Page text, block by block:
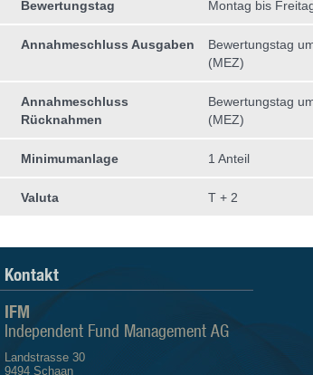
Bewertungstag Montag bis
Annahmeschluss Ausgaben
Bewertungstag
(MEZ)
Annahmeschluss
Rücknahmen
Bewertungstag
(MEZ)
Minimumanlage 1 Anteil
Valuta T + 2
Kontakt
IFM
Independent Fund Management AG
Landstrasse 30
9494 Schaan